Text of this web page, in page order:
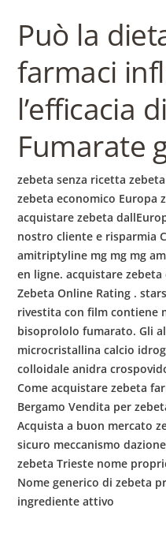
Può la
farmaci
l’efficacia
Fumarate
zebeta senza ricetta
zebeta economico Europa
acquistare zebeta
nostro cliente e risparmia
amitriptyline mg mg mg
en ligne. acquistare zebeta
Zebeta Online Rating .
rivestita con film contiene
bisoprololo fumarato. Gli
microcristallina calcio
colloidale anidra
Come acquistare zebeta
Bergamo Vendita per
Acquista a buon mercato
sicuro meccanismo
zebeta Trieste nome
Nome generico di zebeta
ingrediente attivo